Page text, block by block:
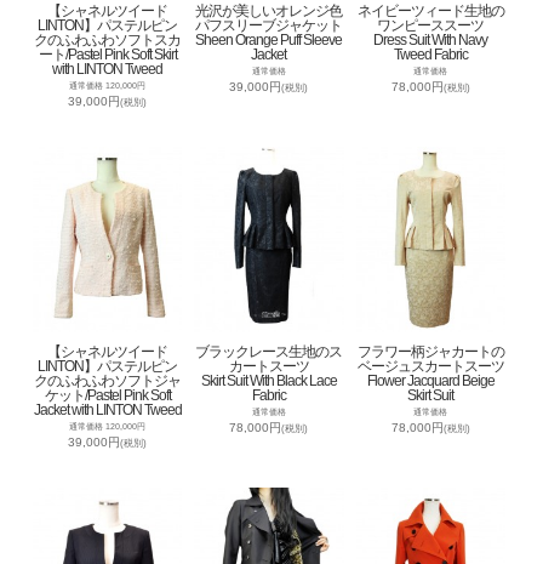
【シャネルツイード
LINTON】パステルピン
クのふわふわソフトスカ
ート/Pastel Pink Soft Skirt
with LINTON Tweed
通常価格 120,000円
39,000円(税別)
光沢が美しいオレンジ色
パフスリーブジャケット
Sheen Orange Puff Sleeve
Jacket
通常価格
39,000円(税別)
ネイビーツィード生地の
ワンピーススーツ
Dress Suit With Navy
Tweed Fabric
通常価格
78,000円(税別)
【シャネルツイード
LINTON】パステルピン
クのふわふわソフトジャ
ケット/Pastel Pink Soft
Jacket with LINTON Tweed
通常価格 120,000円
39,000円(税別)
ブラックレース生地のス
カートスーツ
Skirt Suit With Black Lace
Fabric
通常価格
78,000円(税別)
フラワー柄ジャカートの
ベージュスカートスーツ
Flower Jacquard Beige
Skirt Suit
通常価格
78,000円(税別)